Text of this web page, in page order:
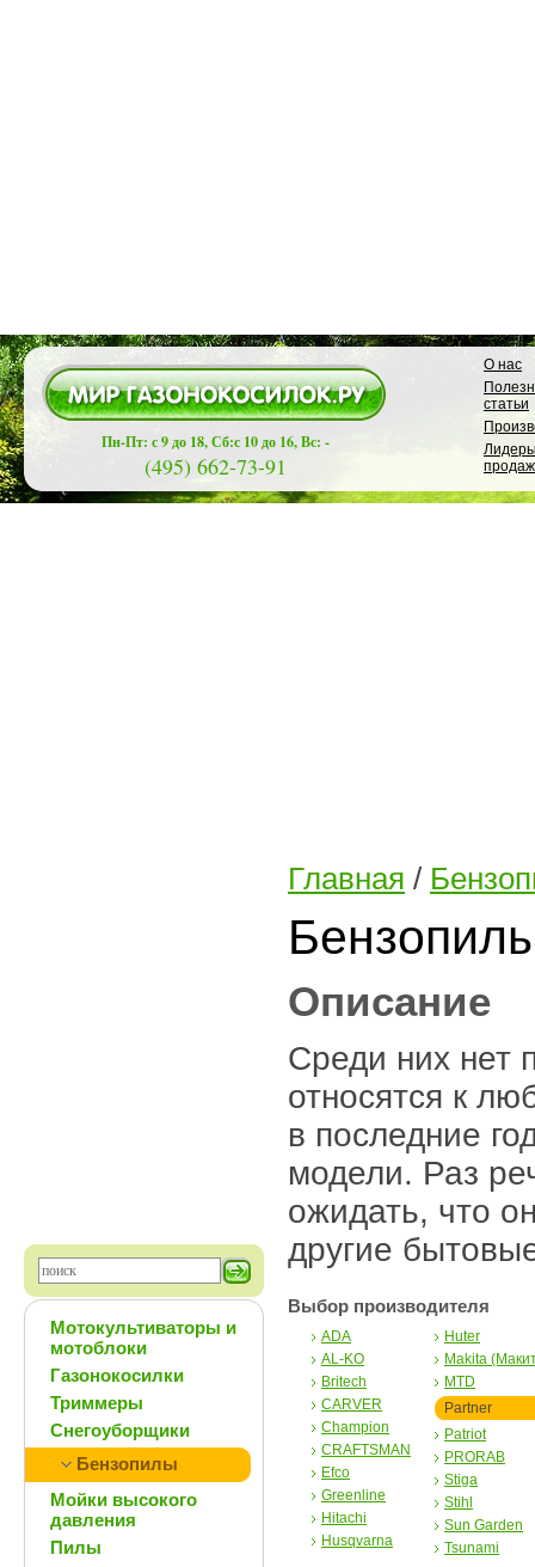
Пн-Пт: с 9 до 18, Сб:с 10 до 16, Вс: -
(495) 662-73-91
О нас
статьи
продаж
Мотокультиваторы и
мотоблоки
Газонокосилки
Триммеры
Снегоуборщики
Бензопилы
Мойки высокого
давления
Пилы
Главная /
Описание
Среди них нет
относятся к
в последние
модели. Раз
ожидать, что
другие
Выбор производителя
ADA
AL-KO
Britech
CARVER
Champion
CRAFTSMAN
Efco
Greenline
Hitachi
Husqvarna
Huter
Makita
MTD
Partner
Patriot
PRORAB
Stiga
Stihl
Sun Garden
Tsunami